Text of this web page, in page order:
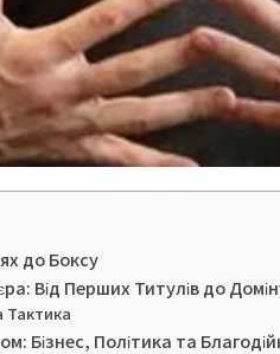
до Боксу
Від Перших Титулів до
Тактика
Бізнес, Політика та